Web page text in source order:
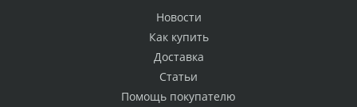
Новости
Как купить
Доставка
Статьи
Помощь покупателю